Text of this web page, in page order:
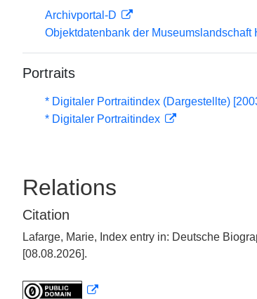
Archivportal-D
Objektdatenbank der Museumslandschaft
Portraits
* Digitaler Portraitindex (Dargestellte)
* Digitaler Portraitindex
Relations
Citation
Lafarge, Marie, Index entry in: Deutsche
[08.08.2026].